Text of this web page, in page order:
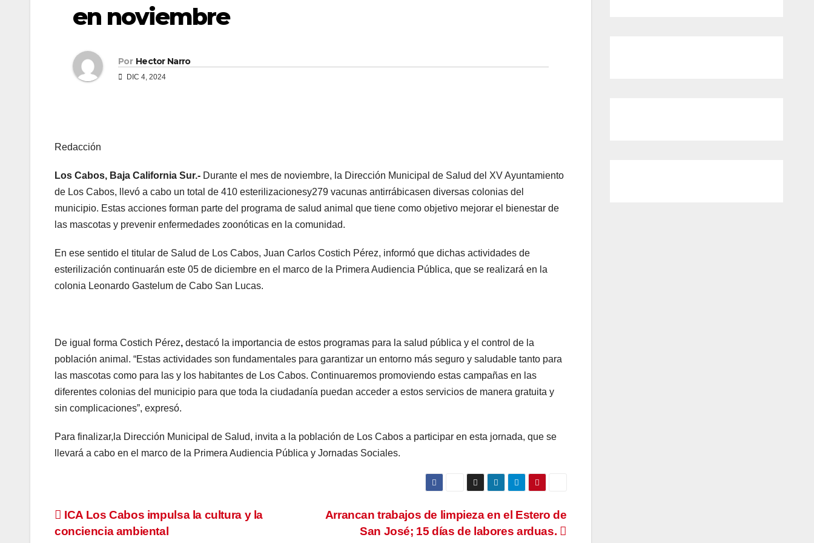
en noviembre
Por Hector Narro
DIC 4, 2024
Redacción
Los Cabos, Baja California Sur.- Durante el mes de noviembre, la Dirección Municipal de Salud del XV Ayuntamiento
de Los Cabos, llevó a cabo un total de 410 esterilizacionesy279 vacunas antirrábicasen diversas colonias del
municipio. Estas acciones forman parte del programa de salud animal que tiene como objetivo mejorar el bienestar de
las mascotas y prevenir enfermedades zoonóticas en la comunidad.
En ese sentido el titular de Salud de Los Cabos, Juan Carlos Costich Pérez, informó que dichas actividades de
esterilización continuarán este 05 de diciembre en el marco de la Primera Audiencia Pública, que se realizará en la
colonia Leonardo Gastelum de Cabo San Lucas.
De igual forma Costich Pérez, destacó la importancia de estos programas para la salud pública y el control de la
población animal. “Estas actividades son fundamentales para garantizar un entorno más seguro y saludable tanto para
las mascotas como para las y los habitantes de Los Cabos. Continuaremos promoviendo estas campañas en las
diferentes colonias del municipio para que toda la ciudadanía puedan acceder a estos servicios de manera gratuita y
sin complicaciones”, expresó.
Para finalizar,la Dirección Municipal de Salud, invita a la población de Los Cabos a participar en esta jornada, que se
llevará a cabo en el marco de la Primera Audiencia Pública y Jornadas Sociales.
Navegación
Arrancan trabajos de limpieza en el Estero de
San José; 15 días de labores arduas.
ICA Los Cabos impulsa la cultura y la
conciencia ambiental